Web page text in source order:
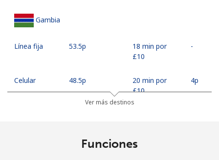
Gambia
Línea fija ⁦53.5p⁩
18 min por
⁦£10⁩
-
Celular ⁦48.5p⁩
20 min por
⁦£10⁩
⁦4p⁩
⁦26.9p⁩
37 min por
Ver más destinos
Funciones